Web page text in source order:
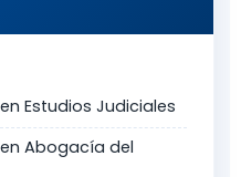
Estudios Judiciales
Abogacía del